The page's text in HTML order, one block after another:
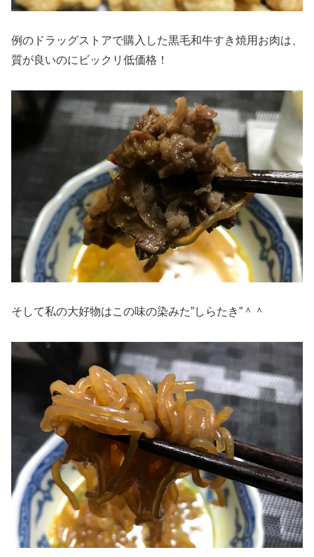
例のドラッグストアで購入した黒毛和牛すき焼用お肉は、
質が良いのにビックリ低価格！
そして私の大好物はこの味の染みた”しらたき”＾＾